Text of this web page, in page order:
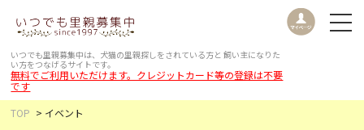
いつでも里親募集中は、犬猫の里親探しをされている方と 飼い主になりた
い方をつなげるサイトです。
無料でご利用いただけます。クレジットカード等の登録は不要
です
TOP
イベント